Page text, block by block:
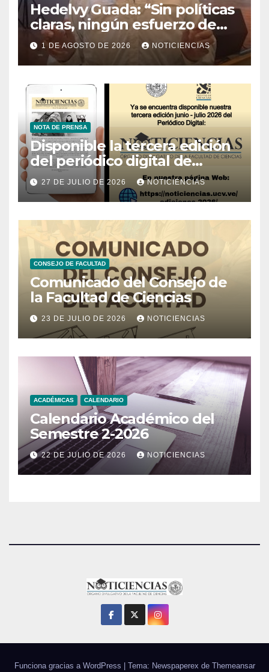
Hedelvy Guada: “Sin políticas
claras, ningún esfuerzo de
conservación rendirá frutos”
1 DE AGOSTO DE 2026 NOTICIENCIAS
NOTA DE PRENSA
Disponible la tercera edición
del periódico digital de
Noticiencias 2026
27 DE JULIO DE 2026 NOTICIENCIAS
CONSEJO DE FACULTAD
Comunicado del Consejo de
la Facultad de Ciencias
23 DE JULIO DE 2026 NOTICIENCIAS
ACADÉMICAS CALENDARIO
Calendario Académico del
Semestre 2-2026
22 DE JULIO DE 2026 NOTICIENCIAS
Funciona gracias a WordPress Tema: Newspaperex de Themeansar